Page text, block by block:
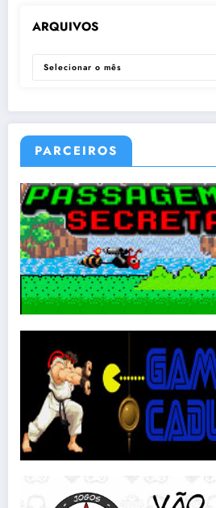
ARQUIVOS
ARQUIVOS
PARCEIROS